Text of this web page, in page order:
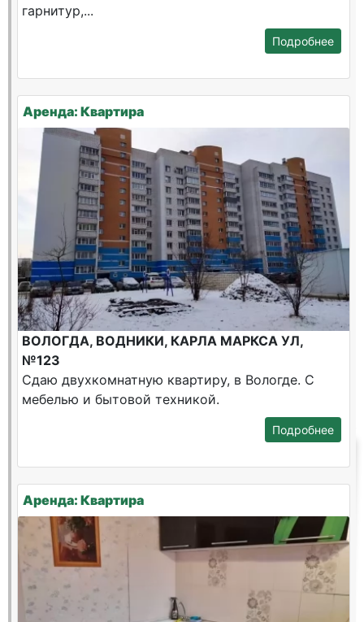
гарнитур,...
Подробнее
Аренда: Квартира
ВОЛОГДА, ВОДНИКИ, КАРЛА МАРКСА УЛ,
№123
Сдаю двухкомнатную квартиру, в Вологде. С
мебелью и бытовой техникой.
Подробнее
Аренда: Квартира